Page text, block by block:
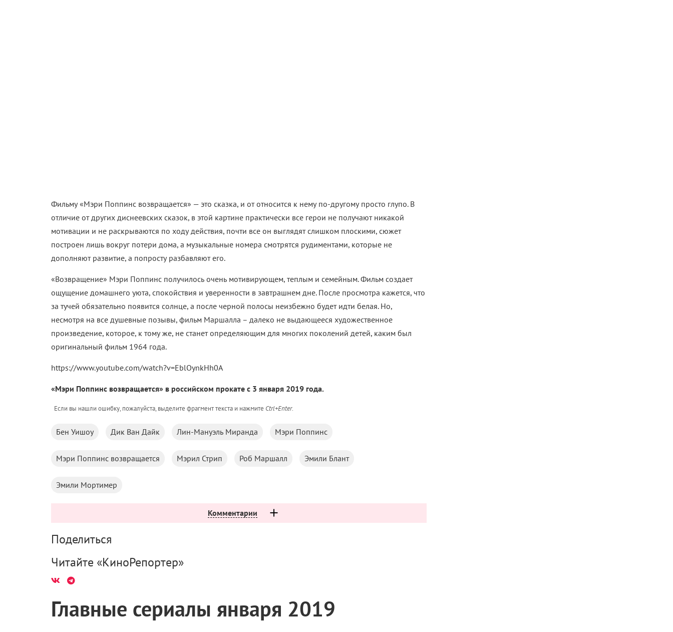
Фильму «Мэри Поппинс возвращается» — это сказка, и от относится к нему по-другому просто глупо. В
отличие от других диснеевских сказок, в этой картине практически все герои не получают никакой
мотивации и не раскрываются по ходу действия, почти все он выглядят слишком плоскими, сюжет
построен лишь вокруг потери дома, а музыкальные номера смотрятся рудиментами, которые не
дополняют развитие, а попросту разбавляют его.
«Возвращение» Мэри Поппинс получилось очень мотивирующем, теплым и семейным. Фильм создает
ощущение домашнего уюта, спокойствия и уверенности в завтрашнем дне. После просмотра кажется, что
за тучей обязательно появится солнце, а после черной полосы неизбежно будет идти белая. Но,
несмотря на все душевные позывы, фильм Маршалла – далеко не выдающееся художественное
произведение, которое, к тому же, не станет определяющим для многих поколений детей, каким был
оригинальный фильм 1964 года.
https://www.youtube.com/watch?v=EblOynkHh0A
«Мэри Поппинс возвращается» в российском прокате с 3 января 2019 года.
Если вы нашли ошибку, пожалуйста, выделите фрагмент текста и нажмите Ctrl+Enter.
Бен Уишоу Дик Ван Дайк Лин-Мануэль Миранда Мэри Поппинс
Мэри Поппинс возвращается Мэрил Стрип Роб Маршалл Эмили Блант
Эмили Мортимер
Комментарии
Поделиться
Читайте «КиноРепортер»
Главные сериалы января 2019